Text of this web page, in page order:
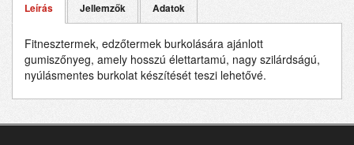
Leírás Jellemzők Adatok
Fitnesztermek, edzőtermek burkolására ajánlott
gumiszőnyeg, amely hosszú élettartamú, nagy szilárdságú,
nyúlásmentes burkolat készítését teszi lehetővé.